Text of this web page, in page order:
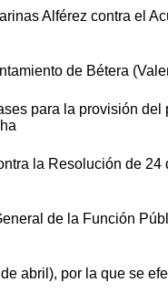
Alférez contra el
de Bétera
para la provisión del
la Resolución de 24
de la Función
abril), por la que se